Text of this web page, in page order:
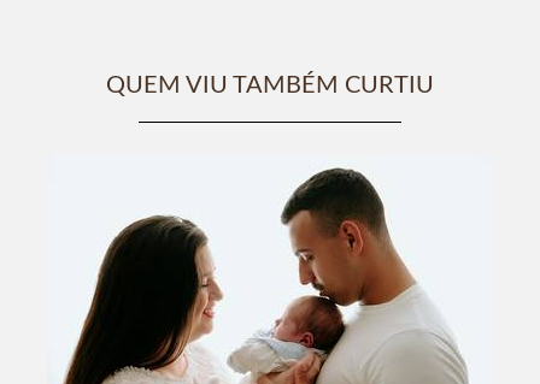
QUEM VIU TAMBÉM CURTIU